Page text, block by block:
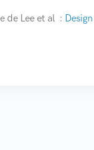
de Lee et al :